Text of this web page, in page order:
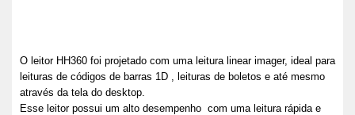
O leitor HH360 foi projetado com uma leitura linear imager, ideal para
leituras de códigos de barras 1D , leituras de boletos e até mesmo
através da tela do desktop.
Esse leitor possui um alto desempenho com uma leitura rápida e